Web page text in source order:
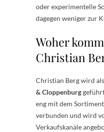
oder experimentelle
dagegen weniger zur
Woher
Christian
Christian Berg wird als
& Cloppenburg
eng mit dem
verbunden und wird
Verkaufskanäle